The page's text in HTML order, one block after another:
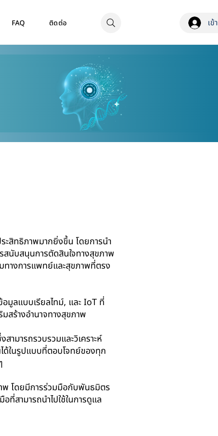
FAQ ติดต่อ เข้
สิทธิภาพมากยิ่งขึ้น โดยการนำ
นับสนุนการตัดสินใจทางสุขภาพ
างการแพทย์และสุขภาพที่ตรง
อมูลแบบเรียลไทม์, และ IoT ที่
สร้างอำนาจทางสุขภาพ
มารถรวบรวมและวิเคราะห์
ด้ในรูปแบบที่ตอบโจทย์ของทุก
พ โดยมีการร่วมมือกับพันธมิตร
สามารถนำไปใช้ในการดูแล